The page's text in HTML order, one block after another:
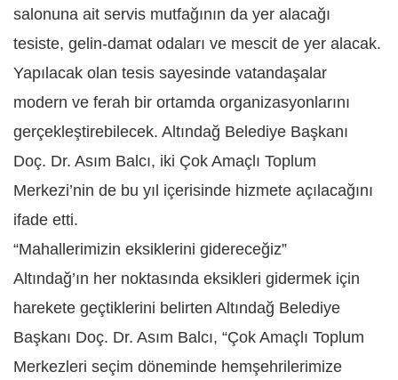
salonuna ait servis mutfağının da yer alacağı
tesiste, gelin-damat odaları ve mescit de yer alacak.
Yapılacak olan tesis sayesinde vatandaşalar
modern ve ferah bir ortamda organizasyonlarını
gerçekleştirebilecek. Altındağ Belediye Başkanı
Doç. Dr. Asım Balcı, iki Çok Amaçlı Toplum
Merkezi’nin de bu yıl içerisinde hizmete açılacağını
ifade etti.
“Mahallerimizin eksiklerini gidereceğiz”
Altındağ’ın her noktasında eksikleri gidermek için
harekete geçtiklerini belirten Altındağ Belediye
Başkanı Doç. Dr. Asım Balcı, “Çok Amaçlı Toplum
Merkezleri seçim döneminde hemşehrilerimize